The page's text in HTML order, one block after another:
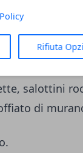
Rifiuta
all’occhiello
salottini
di